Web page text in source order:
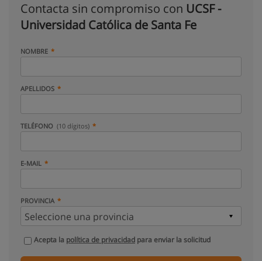
Contacta sin compromiso con UCSF -
Universidad Católica de Santa Fe
NOMBRE
APELLIDOS
TELÉFONO (10 dígitos)
E-MAIL
PROVINCIA
Acepta la política de privacidad para enviar la solicitud